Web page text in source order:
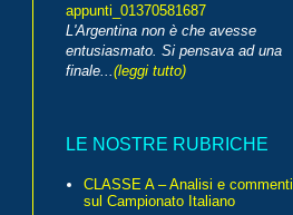
appunti_01370581687
L'Argentina non è che avesse
entusiasmato. Si pensava ad una
finale... (leggi tutto)
LE NOSTRE RUBRICHE
CLASSE A – Analisi e commenti
sul Campionato Italiano